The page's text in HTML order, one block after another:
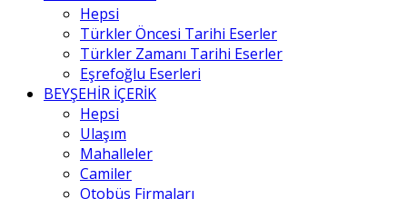
Hepsi
Türkler Öncesi Tarihi Eserler
Türkler Zamanı Tarihi Eserler
Eşrefoğlu Eserleri
BEYŞEHİR İÇERİK
Hepsi
Ulaşım
Mahalleler
Camiler
Otobüs Firmaları